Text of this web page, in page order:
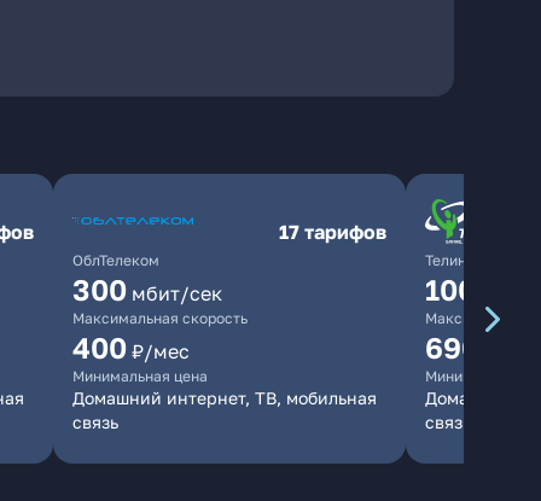
ОблТелеком
17 тарифов
300 мбит/сек
Максимальная скорость
400 ₽/мес
Минимальная цена
Домашний интернет, ТВ, мобильная
связь
ТелинКом
1000
Максимальная
690
Минимальная
Домашний
связь